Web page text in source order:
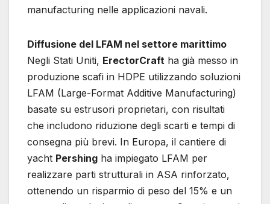
manufacturing nelle applicazioni navali.
Diffusione del LFAM nel settore marittimo
Negli Stati Uniti, ErectorCraft ha già messo in
produzione scafi in HDPE utilizzando soluzioni
LFAM (Large-Format Additive Manufacturing)
basate su estrusori proprietari, con risultati
che includono riduzione degli scarti e tempi di
consegna più brevi. In Europa, il cantiere di
yacht Pershing ha impiegato LFAM per
realizzare parti strutturali in ASA rinforzato,
ottenendo un risparmio di peso del 15% e un